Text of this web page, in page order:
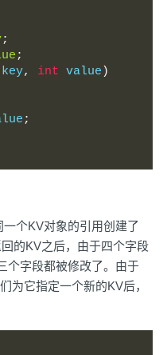
;
;
key, int value )
;
个KV对象的引用创建了
的KV之后，由于四个字段
个字段都被修改了。由于
为它指定一个新的KV后，